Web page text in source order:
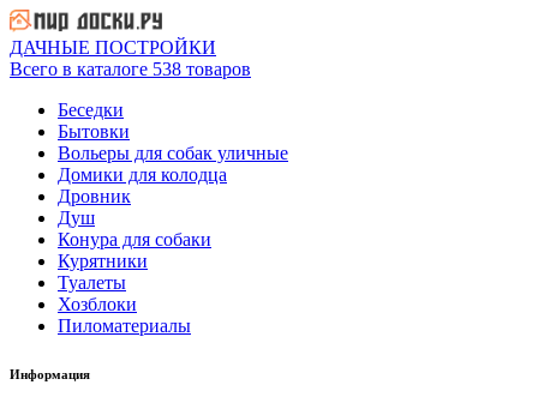
ДАЧНЫЕ ПОСТРОЙКИ
Всего в каталоге 538 товаров
Беседки
Бытовки
Вольеры для собак уличные
Домики для колодца
Дровник
Душ
Конура для собаки
Курятники
Туалеты
Хозблоки
Пиломатериалы
Информация